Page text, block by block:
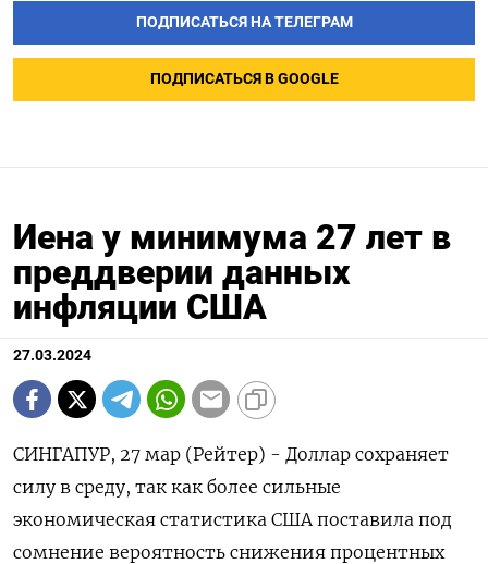
ПОДПИСАТЬСЯ НА ТЕЛЕГРАМ
ПОДПИСАТЬСЯ В GOOGLE
Иена у минимума 27 лет в
преддверии данных
инфляции США
27.03.2024
СИНГАПУР, 27 мар (Рейтер) - Доллар сохраняет
силу в среду, так как более сильные
экономическая статистика США поставила под
сомнение вероятность снижения процентных